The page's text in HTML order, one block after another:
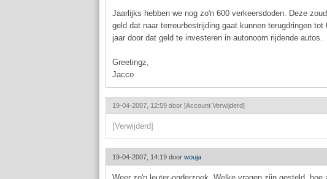
Jaarlijks hebben we nog zo'n 600 verkeersdoden. Deze
geld dat naar terreurbestrijding gaat kunnen terugdringen tot
jaar door dat geld te investeren in autonoom rijdende autos.
Greetingz,
Jacco
19-04-2007, 12:59 door [Account Verwijderd]
[Verwijderd]
19-04-2007, 14:19 door wouja